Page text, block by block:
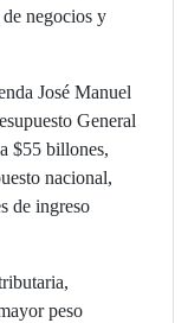
negocios y
José Manuel
General
$55 billones,
nacional,
de ingreso
peso